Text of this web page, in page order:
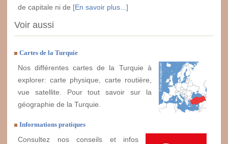
de capitale ni de [En savoir plus...]
Voir aussi
Cartes de la Turquie
Nos différentes cartes de la Turquie à
explorer: carte physique, carte routière,
vue satellite. Pour tout savoir sur la
géographie de la Turquie.
Informations pratiques
Consultez nos conseils et infos